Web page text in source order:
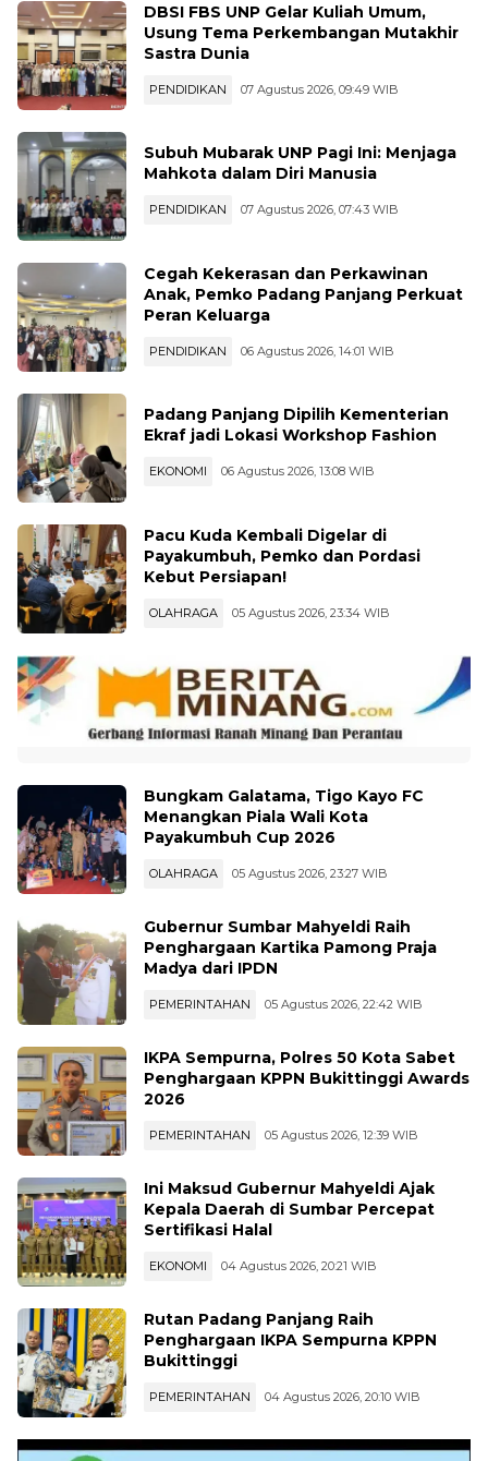
DBSI FBS UNP Gelar Kuliah Umum,
Usung Tema Perkembangan Mutakhir
Sastra Dunia
PENDIDIKAN 07 Agustus 2026, 09:49 WIB
Subuh Mubarak UNP Pagi Ini: Menjaga
Mahkota dalam Diri Manusia
PENDIDIKAN 07 Agustus 2026, 07:43 WIB
Cegah Kekerasan dan Perkawinan
Anak, Pemko Padang Panjang Perkuat
Peran Keluarga
PENDIDIKAN 06 Agustus 2026, 14:01 WIB
Padang Panjang Dipilih Kementerian
Ekraf jadi Lokasi Workshop Fashion
EKONOMI 06 Agustus 2026, 13:08 WIB
Pacu Kuda Kembali Digelar di
Payakumbuh, Pemko dan Pordasi
Kebut Persiapan!
OLAHRAGA 05 Agustus 2026, 23:34 WIB
Bungkam Galatama, Tigo Kayo FC
Menangkan Piala Wali Kota
Payakumbuh Cup 2026
OLAHRAGA 05 Agustus 2026, 23:27 WIB
Gubernur Sumbar Mahyeldi Raih
Penghargaan Kartika Pamong Praja
Madya dari IPDN
PEMERINTAHAN 05 Agustus 2026, 22:42 WIB
IKPA Sempurna, Polres 50 Kota Sabet
Penghargaan KPPN Bukittinggi Awards
2026
PEMERINTAHAN 05 Agustus 2026, 12:39 WIB
Ini Maksud Gubernur Mahyeldi Ajak
Kepala Daerah di Sumbar Percepat
Sertifikasi Halal
EKONOMI 04 Agustus 2026, 20:21 WIB
Rutan Padang Panjang Raih
Penghargaan IKPA Sempurna KPPN
Bukittinggi
PEMERINTAHAN 04 Agustus 2026, 20:10 WIB